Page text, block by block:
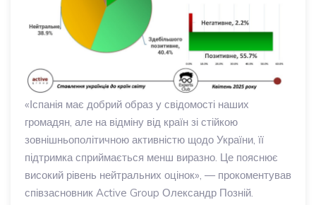
«Іспанія має добрий образ у свідомості наших
громадян, але на відміну від країн зі стійкою
зовнішньополітичною активністю щодо України, її
підтримка сприймається менш виразно. Це пояснює
високий рівень нейтральних оцінок», — прокоментував
співзасновник Active Group Олександр Позній.